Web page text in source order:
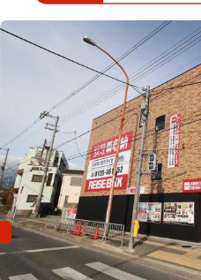
特定商取引法に基づく表示
プライバシーポリシー
Previous